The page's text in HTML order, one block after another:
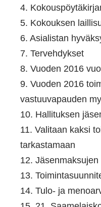
4.
5. Kokouksen
6. Asialistan
7. Tervehdykset
8. Vuoden 2016
9. Vuoden 2016
vastuuvapauden
10. Hallituksen
11. Valitaan kaksi
tarkastamaan
12.
13.
14. Tulo- ja